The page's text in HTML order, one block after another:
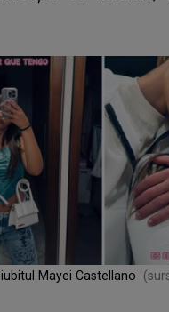
Mayei Castellano